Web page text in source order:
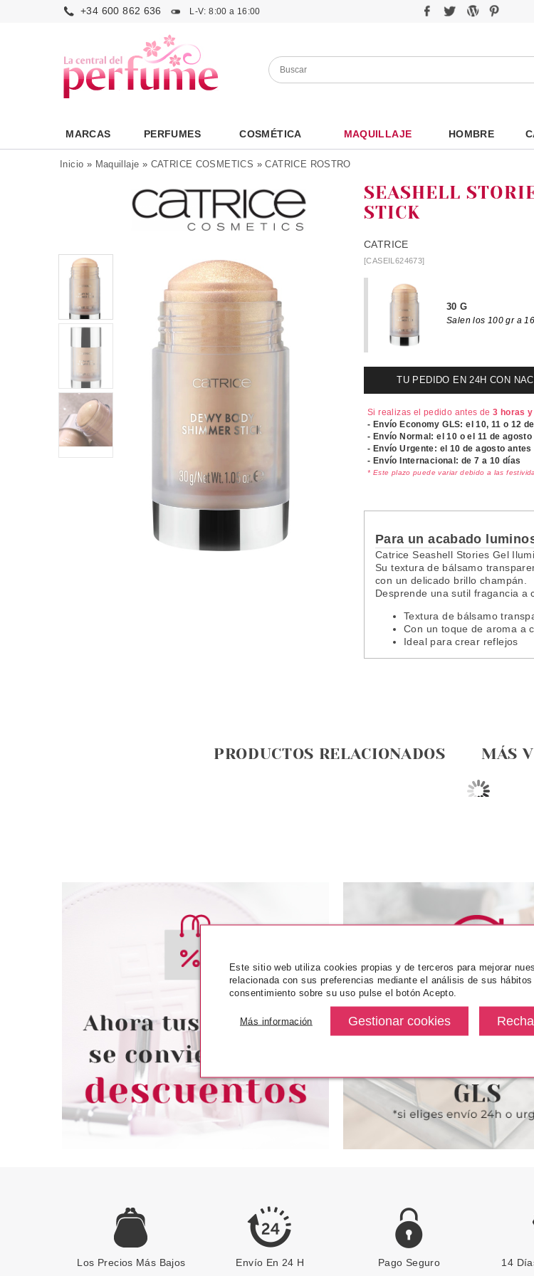
+34 600 862 636 L-V: 8:00 a 16:00
MARCAS PERFUMES COSMÉTICA MAQUILLAJE HOMBRE
Inicio » Maquillaje » CATRICE COSMETICS »CATRICE ROSTRO
SEASHELL
STICK
CATRICE
[CASEIL624673]
30 G
Salen los 100 gr a
TU PEDIDO EN 24H CON
Si realizas el pedido antes de3 horas
- Envío Economy GLS: el10, 11 o 12
- Envío Normal: el10 o el 11 de agosto
- Envío Urgente: el 10 de agosto
- Envío Internacional: de 7 a 10 días
* Este plazo puede variar debido a las
Para un acabado
Catrice Seashell Stories Gel
Su textura de bálsamo
con un delicado brillo champán.
Desprende una sutil fragancia a
Textura de bálsamo
Con un toque de aroma a
Ideal para crear reflejos
PRODUCTOS RELACIONADOS MÁS
CATRICE COLORETE EN
Pvr 5.79€
desde
4.80€
CATRICE
CATRICE PRIME AND FINE
BASE MATIF. Y AFINADORA DE
POROS 12 GR
Pvr 5.69€
desde
3.55€
CATRICE
CATRICE DISNEY
MASCARILLA FACIAL
HIDROGEL POCAHONTAS
ONE WITH NATURE 3 UDS
Pvr 8.49€ desde
6.30€
Los Precios Más Bajos Envío En 24 H Pago Seguro 14
Este sitio web utiliza cookies propias y de terceros para mejorar
relacionada con sus preferencias mediante el análisis de sus
consentimiento sobre su uso pulse el botón Acepto.
Más información